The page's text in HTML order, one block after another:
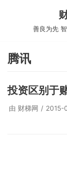
文
善良为先
腾讯
投资区别于
由 财梯网 2015-